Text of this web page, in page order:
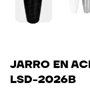
JARRO EN
LSD-2026B